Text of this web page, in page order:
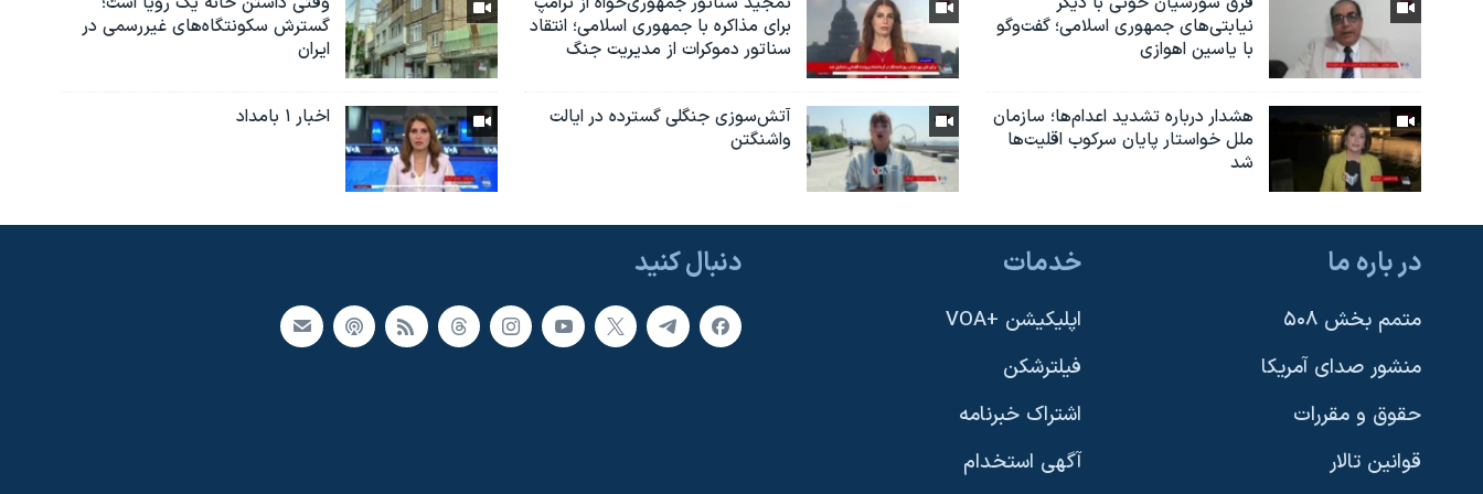
نیابتی‌های جمهوری اسلامی؛ گفت‌وگو
با یاسین اهوازی
برای مذاکره با جمهوری اسلامی؛ انتقاد
سناتور دموکرات از مدیریت جنگ
گسترش سکونتگاه‌های غیررسمی در
ایران
هشدار درباره تشدید اعدام‌ها؛ سازمان
ملل خواستار پایان سرکوب اقلیت‌ها
شد
آتش‌سوزی جنگلی گسترده در ایالت
واشنگتن
اخبار ۱ بامداد
دنبال کنید در باره ما
متمم بخش ۵۰۸
منشور صدای آمریکا
حقوق و مقررات
قوانین تالار
خدمات
اپلیکیشن +VOA
فیلترشکن
اشتراک خبرنامه
آگهی استخدام